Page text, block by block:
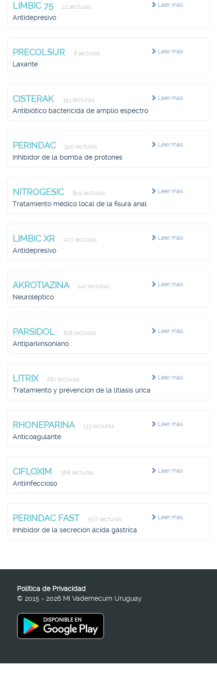
Leer más
LIMBIC 75 22 lecturas
Antidepresivo
Leer más
PRECOLSUR 8 lecturas
Laxante
Leer más
CISTERAK 351 lecturas
Antibiótico bactericida de amplio espectro
Leer más
PERINDAC 920 lecturas
Inhibidor de la bomba de protones
Leer más
NITROGESIC 810 lecturas
Tratamiento médico local de la fisura anal
Leer más
LIMBIC XR 407 lecturas
Antidepresivo
Leer más
AKROTIAZINA 142 lecturas
Neuroléptico
Leer más
PARSIDOL 618 lecturas
Antiparkinsoniano
Leer más
LITRIX 681 lecturas
Tratamiento y prevención de la litiasis úrica
Leer más
RHONEPARINA 133 lecturas
Anticoagulante
Leer más
CIFLOXIM 368 lecturas
Antiinfeccioso
Leer más
PERINDAC FAST 507 lecturas
Inhibidor de la secreción ácida gástrica
Política de Privacidad
© 2015 - 2026 Mi Vademecum Uruguay